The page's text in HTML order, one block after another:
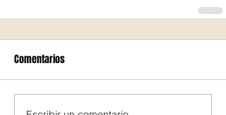
Comentarios